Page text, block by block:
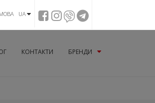
UA
КОНТАКТИ БРЕНДИ